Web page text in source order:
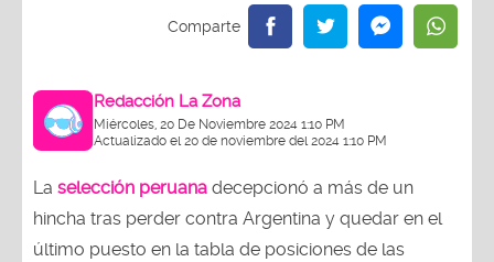
Redacción La Zona
Miércoles, 20 De Noviembre 2024 1:10 PM
Actualizado el 20 de noviembre del 2024 1:10 PM
La selección peruana decepcionó a más de un
hincha tras perder contra Argentina y quedar en el
último puesto en la tabla de posiciones de las